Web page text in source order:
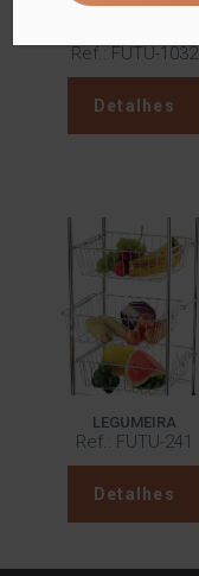
Ref.: FUTU-1032
Detalhes
LEGUMEIRA
Ref.: FUTU-241
Detalhes